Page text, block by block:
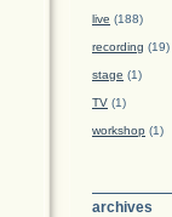
live (188)
recording (19)
stage (1)
TV (1)
workshop (1)
archives